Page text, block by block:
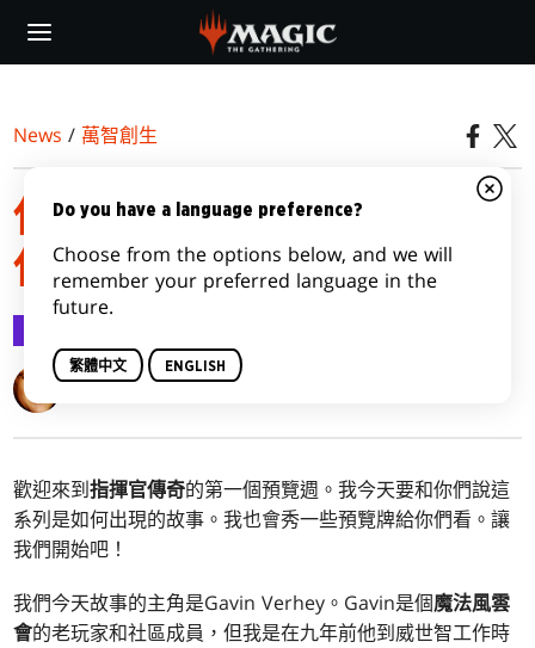
main
News / 萬智創生
你的願望就是我的指揮官
傳奇，第一部
Mark Rosewater
歡迎來到指揮官傳奇的第一個預覽週。我今天要和你們說這
系列是如何出現的故事。我也會秀一些預覽牌給你們看。讓
我們開始吧！
我們今天故事的主角是Gavin Verhey。Gavin是個魔法風雲
會的老玩家和社區成員，但我是在九年前他到威世智工作時
Do you have a language preference?
Choose from the options below, and we will
remember your preferred language in the
future.
繁體中文 ENGLISH